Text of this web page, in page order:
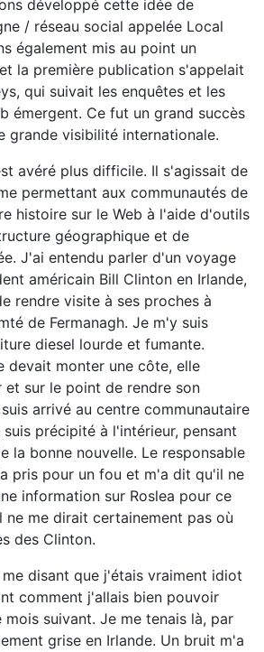
développé cette idée de
/ réseau social appelée Local
également mis au point un
la première publication s'appelait
qui suivait les enquêtes et les
émergent. Ce fut un grand succès
grande visibilité internationale.
avéré plus difficile. Il s'agissait de
permettant aux communautés de
histoire sur le Web à l'aide d'outils
géographique et de
J'ai entendu parler d'un voyage
américain Bill Clinton en Irlande,
rendre visite à ses proches à
de Fermanagh. Je m'y suis
diesel lourde et fumante.
devait monter une côte, elle
sur le point de rendre son
arrivé au centre communautaire
précipité à l'intérieur, pensant
la bonne nouvelle. Le responsable
pris pour un fou et m'a dit qu'il ne
information sur Roslea pour ce
ne me dirait certainement pas où
des Clinton.
disant que j'étais vraiment idiot
comment j'allais bien pouvoir
suivant. Je me tenais là, par
grise en Irlande. Un bruit m'a